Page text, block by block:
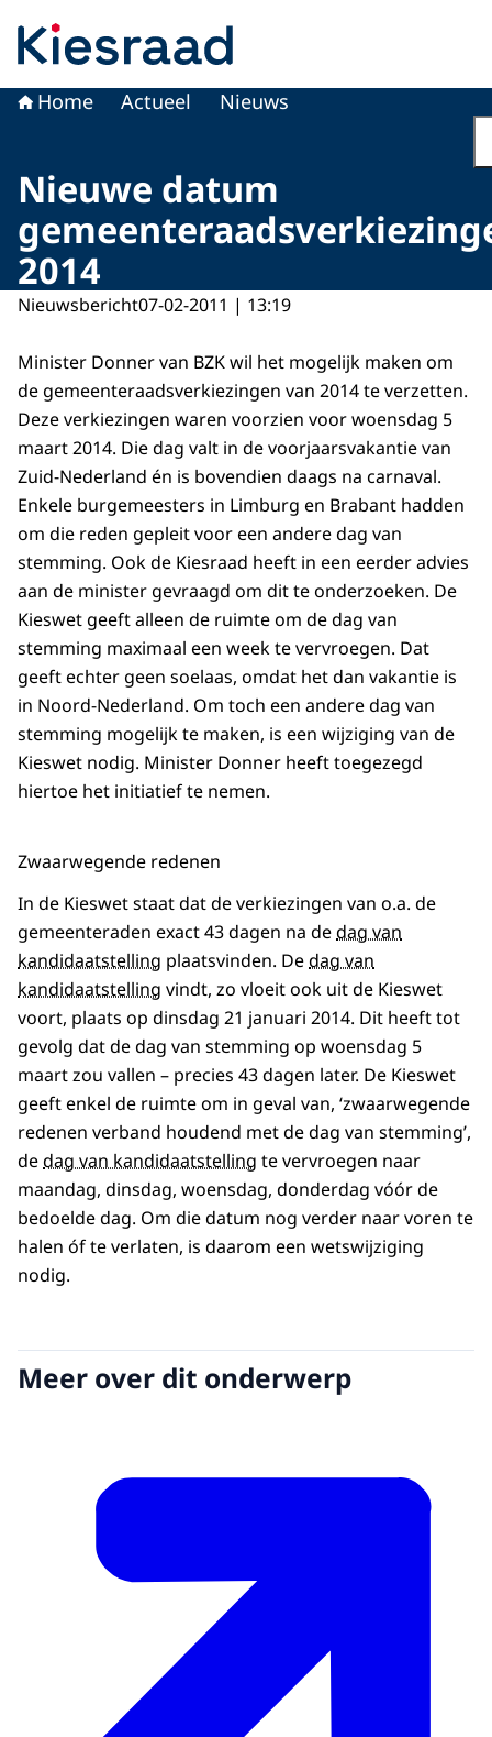
Home Actueel Nieuws
Nieuwe datum
2014
Nieuwsbericht07-02-2011 | 13:19
Minister Donner van BZK wil het mogelijk maken om
de gemeenteraadsverkiezingen van 2014 te verzetten.
Deze verkiezingen waren voorzien voor woensdag 5
maart 2014. Die dag valt in de voorjaarsvakantie van
Zuid-Nederland én is bovendien daags na carnaval.
Enkele burgemeesters in Limburg en Brabant hadden
om die reden gepleit voor een andere dag van
stemming. Ook de Kiesraad heeft in een eerder advies
aan de minister gevraagd om dit te onderzoeken. De
Kieswet geeft alleen de ruimte om de dag van
stemming maximaal een week te vervroegen. Dat
geeft echter geen soelaas, omdat het dan vakantie is
in Noord-Nederland. Om toch een andere dag van
stemming mogelijk te maken, is een wijziging van de
Kieswet nodig. Minister Donner heeft toegezegd
hiertoe het initiatief te nemen.
Zwaarwegende redenen
In de Kieswet staat dat de verkiezingen van o.a. de
gemeenteraden exact 43 dagen na dedag van
kandidaatstelling plaatsvinden. Dedag van
kandidaatstelling vindt, zo vloeit ook uit de Kieswet
voort, plaats op dinsdag 21 januari 2014. Dit heeft tot
gevolg dat de dag van stemming op woensdag 5
maart zou vallen – precies 43 dagen later. De Kieswet
geeft enkel de ruimte om in geval van, ‘zwaarwegende
redenen verband houdend met de dag van stemming’,
dedag van kandidaatstelling te vervroegen naar
maandag, dinsdag, woensdag, donderdag vóór de
bedoelde dag. Om die datum nog verder naar voren te
halen óf te verlaten, is daarom een wetswijziging
nodig.
Meer over dit onderwerp